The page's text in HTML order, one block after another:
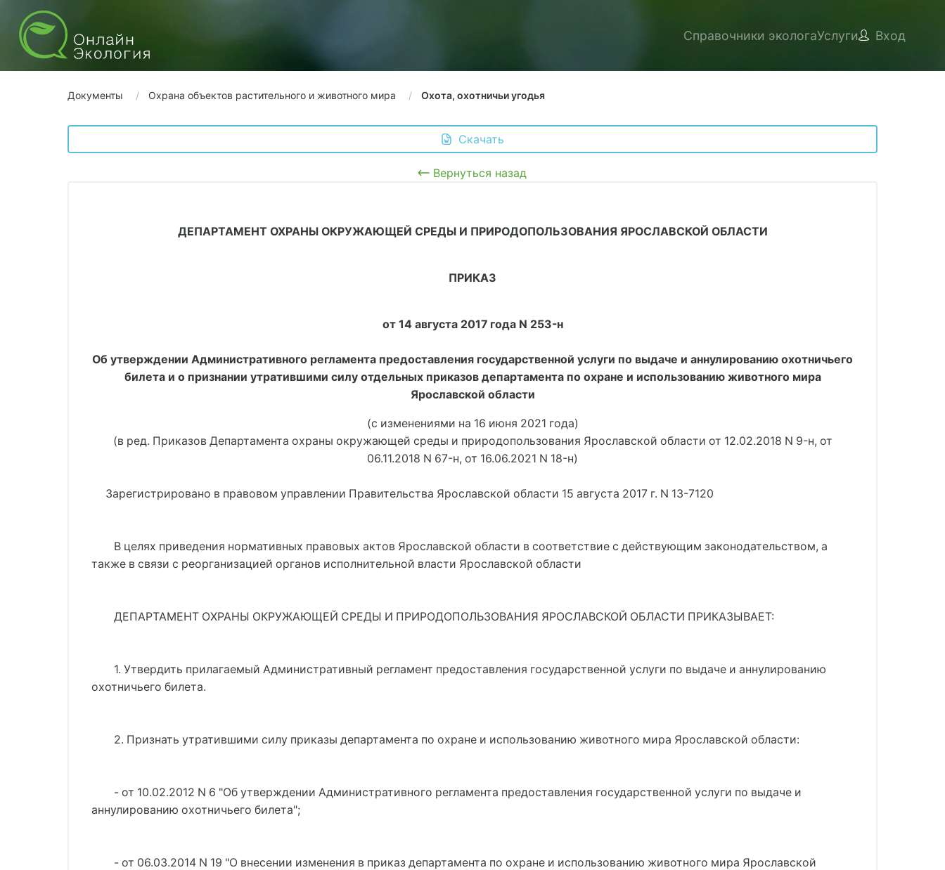
Справочники экологаУслуги Вход
Документы Охрана объектов растительного и животного мира Охота, охотничьи угодья
Скачать
Вернуться назад
ДЕПАРТАМЕНТ ОХРАНЫ ОКРУЖАЮЩЕЙ СРЕДЫ И ПРИРОДОПОЛЬЗОВАНИЯ ЯРОСЛАВСКОЙ ОБЛАСТИ
ПРИКАЗ
от 14 августа 2017 года N 253-н
Об утверждении Административного регламента предоставления государственной услуги по выдаче и аннулированию охотничьего
билета и о признании утратившими силу отдельных приказов департамента по охране и использованию животного мира
Ярославской области
(с изменениями на 16 июня 2021 года)
(в ред. Приказов Департамента охраны окружающей среды и природопользования Ярославской области от 12.02.2018 N 9-н, от
06.11.2018 N 67-н, от 16.06.2021 N 18-н)
Зарегистрировано в правовом управлении Правительства Ярославской области 15 августа 2017 г. N 13-7120
В целях приведения нормативных правовых актов Ярославской области в соответствие с действующим законодательством, а
также в связи с реорганизацией органов исполнительной власти Ярославской области
ДЕПАРТАМЕНТ ОХРАНЫ ОКРУЖАЮЩЕЙ СРЕДЫ И ПРИРОДОПОЛЬЗОВАНИЯ ЯРОСЛАВСКОЙ ОБЛАСТИ ПРИКАЗЫВАЕТ:
1. Утвердить прилагаемый Административный регламент предоставления государственной услуги по выдаче и аннулированию
охотничьего билета.
2. Признать утратившими силу приказы департамента по охране и использованию животного мира Ярославской области:
- от 10.02.2012 N 6 "Об утверждении Административного регламента предоставления государственной услуги по выдаче и
аннулированию охотничьего билета";
- от 06.03.2014 N 19 "О внесении изменения в приказ департамента по охране и использованию животного мира Ярославской